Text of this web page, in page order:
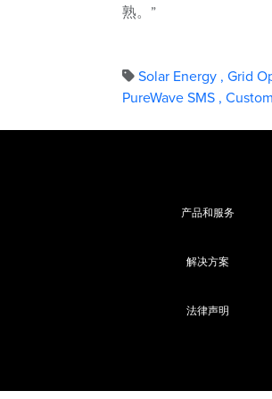
熟。”
Solar Energy , Grid
PureWave SMS ,
产品和服务
解决方案
法律声明